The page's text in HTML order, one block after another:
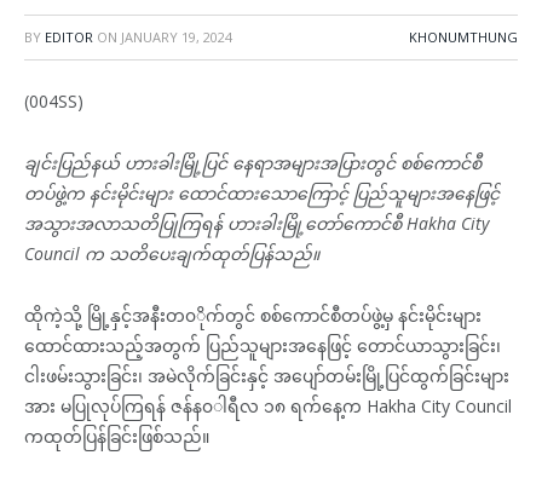
BY EDITOR ON JANUARY 19, 2024 KHONUMTHUNG
(004SS)
ချင်းပြည်နယ် ဟားခါးမြို့ပြင် နေရာအများအပြားတွင် စစ်ကောင်စီ
တပ်ဖွဲ့က နင်းမိုင်းများ ထောင်ထားသောကြောင့် ပြည်သူများအနေဖြင့်
အသွားအလာသတိပြုကြရန် ဟားခါးမြို့တော်ကောင်စီ Hakha City
Council က သတိပေးချက်ထုတ်ပြန်သည်။
ထိုကဲ့သို့ မြို့နှင့်အနီးတ၀◌ိုက်တွင် စစ်ကောင်စီတပ်ဖွဲ့မှ နင်းမိုင်းများ
ထောင်ထားသည့်အတွက် ပြည်သူများအနေဖြင့် တောင်ယာသွားခြင်း၊
ငါးဖမ်းသွားခြင်း၊ အမဲလိုက်ခြင်းနှင့် အပျော်တမ်းမြို့ပြင်ထွက်ခြင်းများ
အား မပြုလုပ်ကြရန် ဇန်န၀◌ါရီလ ၁၈ ရက်နေ့က Hakha City Council
ကထုတ်ပြန်ခြင်းဖြစ်သည်။